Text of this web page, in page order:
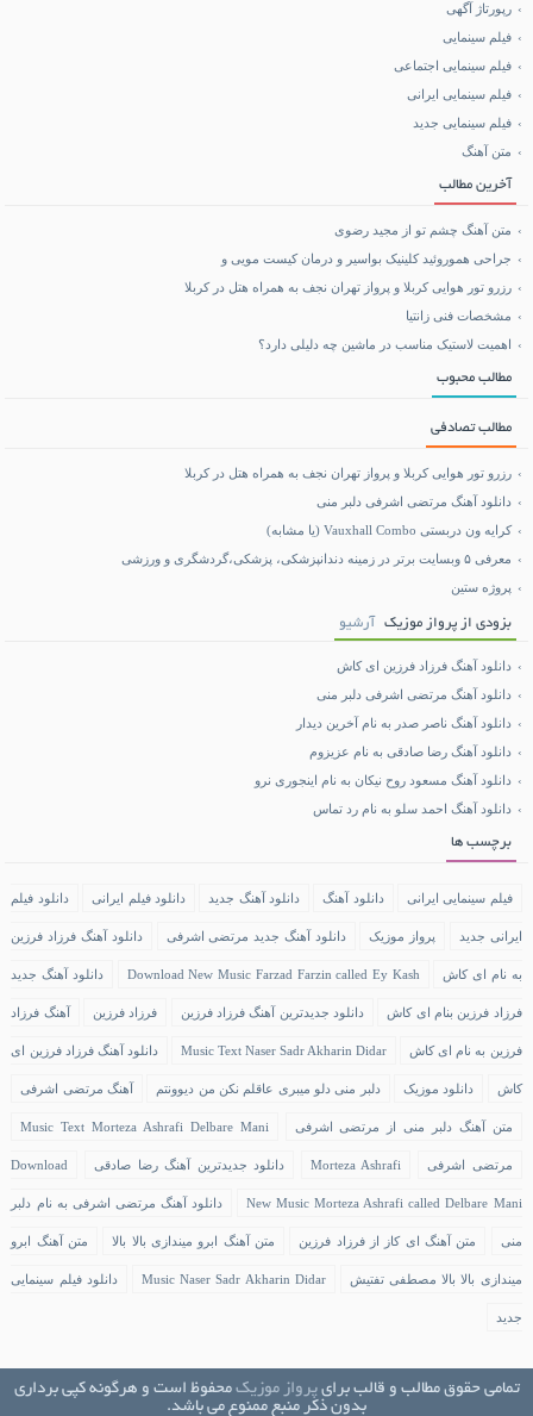
خرید BCAA
خرید بلیط هواپیما
بلیط هواپیما تهران مشهد
رپورتاژ آگهی
فیلم سینمایی
فیلم سینمایی اجتماعی
فیلم سینمایی ایرانی
فیلم سینمایی جدید
متن آهنگ
آخرین مطالب
متن آهنگ چشم تو از مجید رضوی
جراحی هموروئید کلینیک بواسیر و درمان کیست مویی و
رزرو تور هوایی کربلا و پرواز تهران نجف به همراه هتل در کربلا
مشخصات فنی زانتیا
اهمیت لاستیک مناسب در ماشین چه دلیلی دارد؟
مطالب محبوب
مطالب تصادفی
رزرو تور هوایی کربلا و پرواز تهران نجف به همراه هتل در کربلا
دانلود آهنگ مرتضی اشرفی دلبر منی
کرایه ون دربستی Vauxhall Combo (یا مشابه)
معرفی ۵ وبسایت برتر در زمینه دندانپزشکی، پزشکی،گردشگری و ورزشی
پروژه ستین
بزودی از پرواز موزیک آرشیو
دانلود آهنگ فرزاد فرزین ای کاش
دانلود آهنگ مرتضی اشرفی دلبر منی
دانلود آهنگ ناصر صدر به نام آخرین دیدار
دانلود آهنگ رضا صادقی به نام عزیزوم
دانلود آهنگ مسعود روح نیکان به نام اینجوری نرو
دانلود آهنگ احمد سلو به نام رد تماس
برچسب ها
فیلم سینمایی ایرانی دانلود آهنگ دانلود آهنگ جدید دانلود فیلم ایرانی دانلود فیلم
ایرانی جدید پرواز موزیک دانلود آهنگ جدید مرتضی اشرفی دانلود آهنگ فرزاد فرزین
به نام ای کاش Download New Music Farzad Farzin called Ey Kash دانلود آهنگ جدید
فرزاد فرزین بنام ای کاش دانلود جدیدترین آهنگ فرزاد فرزین فرزاد فرزین آهنگ فرزاد
فرزین به نام ای کاش Music Text Naser Sadr Akharin Didar دانلود آهنگ فرزاد فرزین ای
کاش دانلود موزیک دلبر منی دلو میبری عاقلم نکن من دیوونتم آهنگ مرتضی اشرفی
متن آهنگ دلبر منی از مرتضی اشرفی Music Text Morteza Ashrafi Delbare Mani
مرتضی اشرفی Morteza Ashrafi دانلود جدیدترین آهنگ رضا صادقی Download
New Music Morteza Ashrafi called Delbare Mani دانلود آهنگ مرتضی اشرفی به نام دلبر
منی متن آهنگ ای کاز از فرزاد فرزین متن آهنگ ابرو میندازی بالا بالا متن آهنگ ابرو
میندازی بالا بالا مصطفی تفتیش Music Naser Sadr Akharin Didar دانلود فیلم سینمایی
جدید
تمامی حقوق مطالب و قالب برایپرواز موزیک محفوظ است و هرگونه کپی برداری
بدون ذکر منبع ممنوع می باشد.